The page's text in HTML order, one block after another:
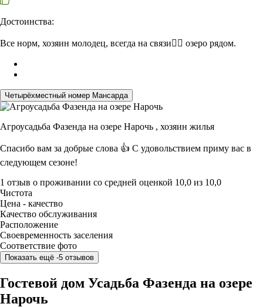
Достоинства:
Все норм, хозяин молодец, всегда на связи👍🏻 озеро рядом.
Четырёхместный номер Мансарда
Агроусадьба Фазенда на озере Нарочь , хозяин жилья
Спасибо вам за добрые слова 👍 С удовольствием приму вас в
следующем сезоне!
1 отзыв о проживании со средней оценкой 10,0 из 10,0
Чистота
Цена - качество
Качество обслуживания
Расположение
Своевременность заселения
Соответствие фото
Показать ещё -5 отзывов
Гостевой дом Усадьба Фазенда на озере
Нарочь